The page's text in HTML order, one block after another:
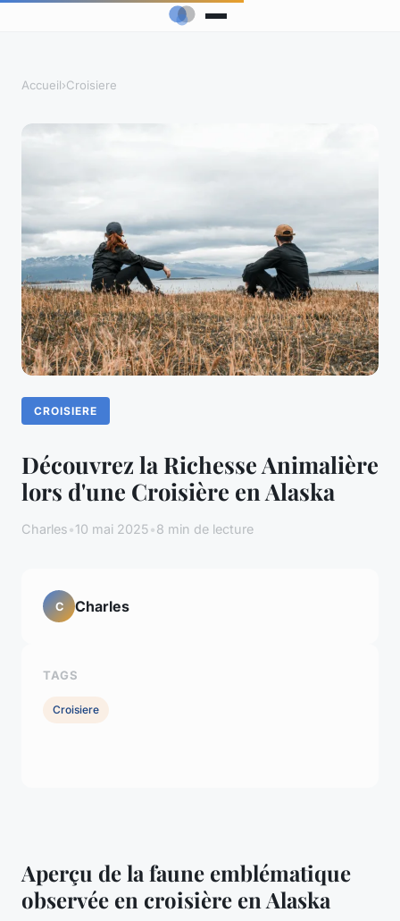
Accueil›Croisiere
CROISIERE
Découvrez la Richesse Animalière
lors d'une Croisière en Alaska
Charles•10 mai 2025•8 min de lecture
Aperçu de la faune emblématique
observée en croisière en Alaska
C Charles
TAGS
Croisiere